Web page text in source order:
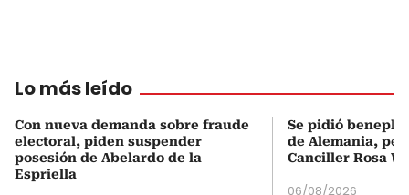
Lo más leído
Con nueva demanda sobre fraude
electoral, piden suspender
posesión de Abelardo de la
Espriella
Se pidió
de Alemania,
Canciller Rosa
06/08/2026